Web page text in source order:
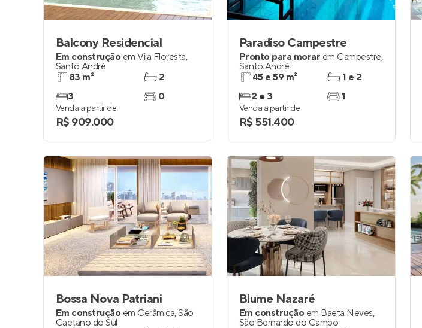
Balcony Residencial
Em construção em Vila Floresta,
Santo André
83 m²
3
2
0
Venda a partir de
R$ 909.000
Paradiso Campestre
Pronto para morar em Campestre,
Santo André
45 e 59 m²
2 e 3
1 e 2
1
Venda a partir de
R$ 551.400
Bossa Nova Patriani
Em construção em Cerâmica,São
Caetano do Sul
Blume Nazaré
Em construção em Baeta Neves,
São Bernardo do Campo